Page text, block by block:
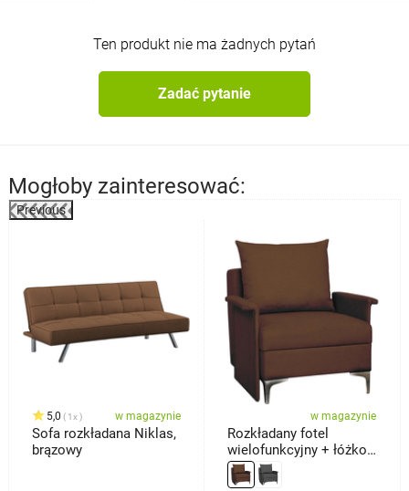
Ten produkt nie ma żadnych pytań
Zadać pytanie
Mogłoby zainteresować:
Previous
5,0 1x w magazynie
Sofa rozkładana Niklas,
brązowy
w magazynie
Rozkładany fotel
wielofunkcyjny + łóżko
Baron, brązowy